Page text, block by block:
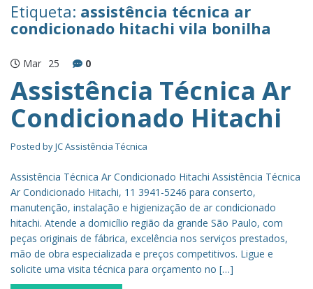
Etiqueta: assistência técnica ar
condicionado hitachi vila bonilha
Mar 25 0
Assistência Técnica Ar
Condicionado Hitachi
Posted byJC Assistência Técnica
Assistência Técnica Ar Condicionado Hitachi Assistência Técnica
Ar Condicionado Hitachi, 11 3941-5246 para conserto,
manutenção, instalação e higienização de ar condicionado
hitachi. Atende a domicílio região da grande São Paulo, com
peças originais de fábrica, excelência nos serviços prestados,
mão de obra especializada e preços competitivos. Ligue e
solicite uma visita técnica para orçamento no […]